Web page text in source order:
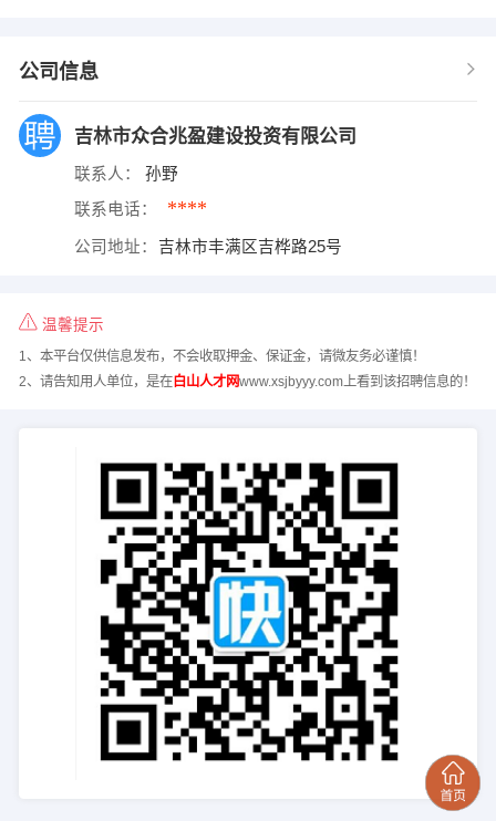
公司信息
吉林市众合兆盈建设投资有限公司
联系人： 孙野
联系电话： ****
公司地址： 吉林市丰满区吉桦路25号
温馨提示
1、本平台仅供信息发布，不会收取押金、保证金，请微友务必谨慎！
2、请告知用人单位，是在白山人才网www.xsjbyyy.com上看到该招聘信息的！